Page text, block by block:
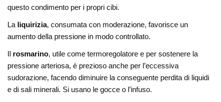
questo condimento per i propri cibi.
La liquirizia, consumata con moderazione, favorisce un
aumento della pressione in modo controllato.
Il rosmarino, utile come termoregolatore e per sostenere la
pressione arteriosa, è prezioso anche per l’eccessiva
sudorazione, facendo diminuire la conseguente perdita di liquidi
e di sali minerali. Si usano le gocce o l’infuso.